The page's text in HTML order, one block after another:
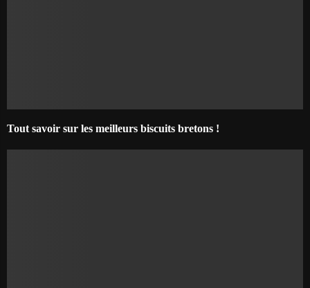
Tout savoir sur les meilleurs biscuits bretons !